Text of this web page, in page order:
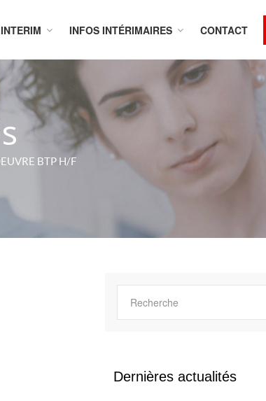
INFOS INTÉRIMAIRES CONTACT
BTP H/F
Dernières actualités